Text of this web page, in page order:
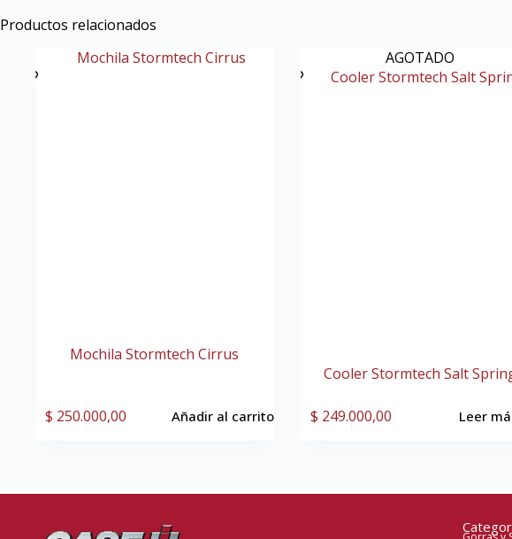
Productos relacionados
Mochila Stormtech Cirrus
$ 250.000,00 Añadir al carrito
AGOTADO
Cooler Stormtech Salt
$ 249.000,00 Leer